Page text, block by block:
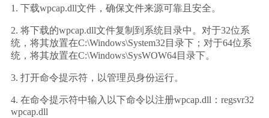
1. 下载wpcap.dll文件，确保文件来源可靠且安全。
2. 将下载的wpcap.dll文件复制到系统目录中。对于32位系
统，将其放置在C:\Windows\System32目录下；对于64位系
统，将其放置在C:\Windows\SysWOW64目录下。
3. 打开命令提示符，以管理员身份运行。
4. 在命令提示符中输入以下命令以注册wpcap.dll：regsvr32
wpcap.dll